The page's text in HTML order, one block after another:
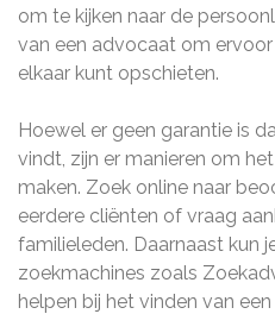
om te kijken naar de
van een advocaat om
elkaar kunt opschieten.
Hoewel er geen garantie is
vindt, zijn er manieren om
maken. Zoek online naar
eerdere cliënten of vraag
familieleden. Daarnaast kun
zoekmachines zoals
helpen bij het vinden van